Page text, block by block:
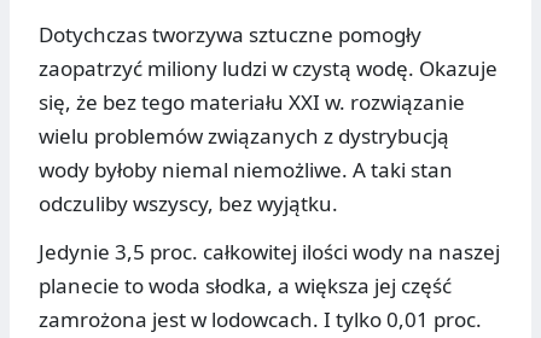
Dotychczas tworzywa sztuczne pomogły
zaopatrzyć miliony ludzi w czystą wodę. Okazuje
się, że bez tego materiału XXI w. rozwiązanie
wielu problemów związanych z dystrybucją
wody byłoby niemal niemożliwe. A taki stan
odczuliby wszyscy, bez wyjątku.
Jedynie 3,5 proc. całkowitej ilości wody na naszej
planecie to woda słodka, a większa jej część
zamrożona jest w lodowcach. I tylko 0,01 proc.